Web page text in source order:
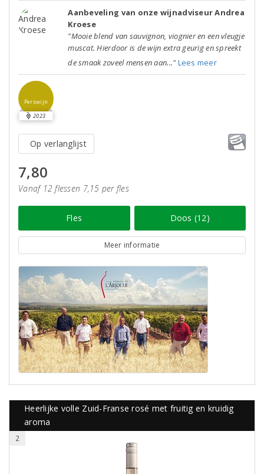
Aanbeveling van onze wijnadviseur Andrea
Kroese
"Mooie blend van sauvignon, viognier en een vleugje
muscat. Hierdoor is de wijn extra geurig en spreekt
de smaak zoveel mensen aan..." Lees meer
Perswijn
2023
Op verlanglijst
7,80
Vanaf 12 flessen 7,15 per fles
Fles Doos (12)
Meer informatie
Heerlijke volle Zuid-Franse rosé met fruitig en kruidig
aroma
2